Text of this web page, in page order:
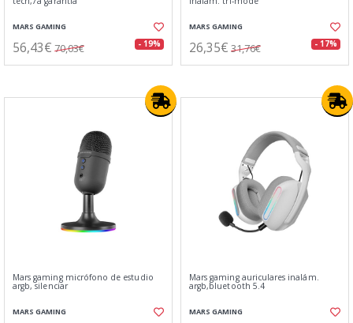
MARS GAMING
56,43€ 70,03€ - 19%
MARS GAMING
26,35€ 31,76€ - 17%
Mars gaming micrófono de estudio
argb, silenciar
MARS GAMING
Mars gaming auriculares inalám.
argb,bluetooth 5.4
MARS GAMING